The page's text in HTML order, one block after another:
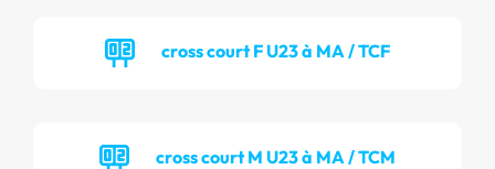
cross court F U23 à MA / TCF
cross court M U23 à MA / TCM